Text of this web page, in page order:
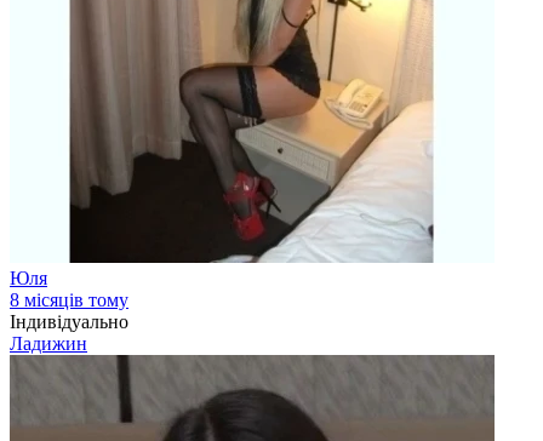
Юля
8 місяців тому
Індивідуально
Ладижин